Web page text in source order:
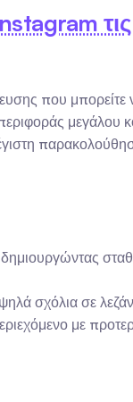
που μπορείτε
μεγάλου
σχόλια σε
με